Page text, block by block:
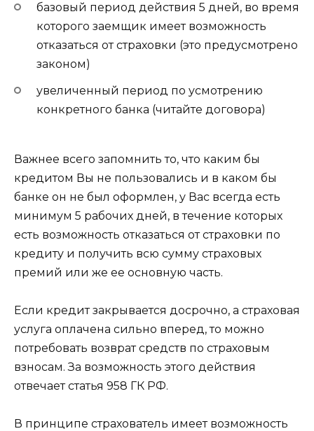
базовый период действия 5 дней, во время
которого заемщик имеет возможность
отказаться от страховки (это предусмотрено
законом)
увеличенный период по усмотрению
конкретного банка (читайте договора)
Важнее всего запомнить то, что каким бы
кредитом Вы не пользовались и в каком бы
банке он не был оформлен, у Вас всегда есть
минимум 5 рабочих дней, в течение которых
есть возможность отказаться от страховки по
кредиту и получить всю сумму страховых
премий или же ее основную часть.
Если кредит закрывается досрочно, а страховая
услуга оплачена сильно вперед, то можно
потребовать возврат средств по страховым
взносам. За возможность этого действия
отвечает статья 958 ГК РФ.
В принципе страхователь имеет возможность